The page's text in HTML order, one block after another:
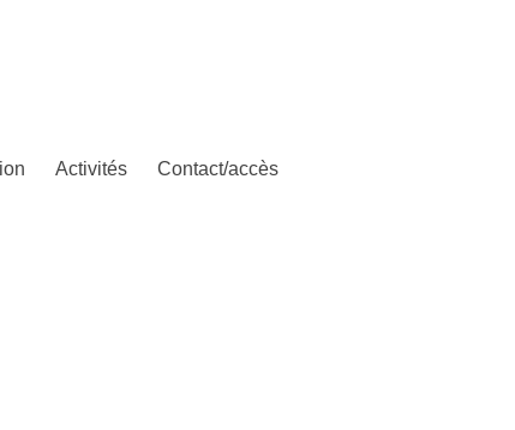
Activités Contact/accès